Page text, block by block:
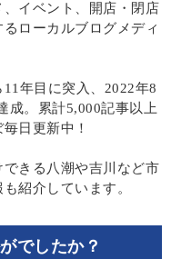
イベント、開店・閉店
ローカルブログメディ
年目に突入、2022年8
成。累計5,000記事以上
日更新中！
きる八潮や吉川など市
紹介しています。
でしたか？